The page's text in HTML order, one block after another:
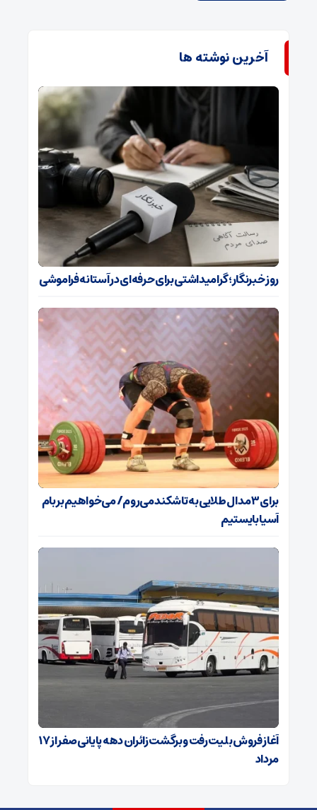
آخرین نوشته ها
روز خبرنگار؛ گرامیداشتی برای حرفه‌ای در آستانه فراموشی
برای ۳ مدال طلایی به تاشکند می‌روم/ می‌خواهیم بر بام
آسیا بایستیم
آغاز فروش بلیت رفت و برگشت زائران دهه پایانی صفر از ۱۷
مرداد